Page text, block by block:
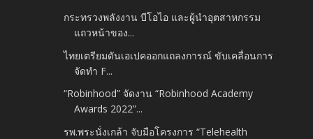
กระทรวงพลังงาน บีโอไอ และผู้นำอุตสาหกรรม
แถวหน้าของ...
ไทยเตรียมดันเอเปคออกแถลงการณ์ ขับเคลื่อนการ
จัดทำ F...
“Robinhood” จัดงาน “Robinhood Academy
Awards 2022”...
รพ.พระนั่งเกล้า จับมือโครงการ “Telehealth